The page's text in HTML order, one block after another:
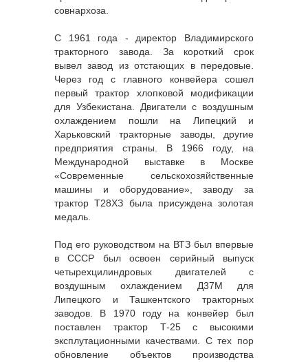
совнархоза.
С 1961 года - директор Владимирского
тракторного завода. За короткий срок
вывел завод из отстающих в передовые.
Через год с главного конвейера сошел
первый трактор хлопковой модификации
для Узбекистана. Двигатели с воздушным
охлаждением пошли на Липецкий и
Харьковский тракторные заводы, другие
предприятия страны. В 1966 году, на
Международной выставке в Москве
«Современные сельскохозяйственные
машины и оборудование», заводу за
трактор Т28ХЗ была присуждена золотая
медаль.
Под его руководством на ВТЗ был впервые
в СССР был освоен серийный выпуск
четырехцилиндровых двигателей с
воздушным охлаждением Д37М для
Липецкого и Ташкентского тракторных
заводов. В 1970 году на конвейер был
поставлен трактор Т-25 с высокими
эксплутационными качествами. С тех пор
обновление объектов производства